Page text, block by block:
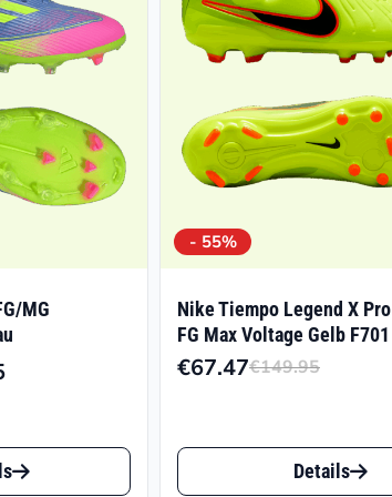
MG
Preisspanne:
bis
€69.95
- 55%
Nike Tiempo Legend X Pro
FG Max Voltage Gelb F701
€149.95
war:
€149.95
€67.47
ist:
€67.47.
Dieses
Produkt
Details